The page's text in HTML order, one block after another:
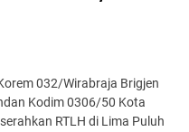
032/Wirabraja Brigjen
Kodim 0306/50 Kota
RTLH di Lima Puluh